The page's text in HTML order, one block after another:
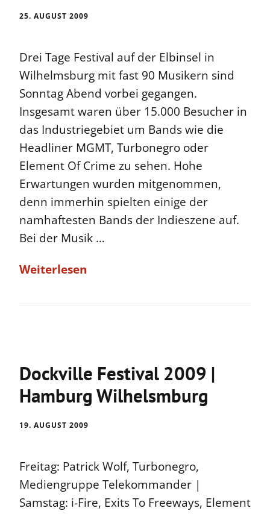
25. AUGUST 2009
Drei Tage Festival auf der Elbinsel in
Wilhelmsburg mit fast 90 Musikern sind
Sonntag Abend vorbei gegangen.
Insgesamt waren über 15.000 Besucher in
das Industriegebiet um Bands wie die
Headliner MGMT, Turbonegro oder
Element Of Crime zu sehen. Hohe
Erwartungen wurden mitgenommen,
denn immerhin spielten einige der
namhaftesten Bands der Indieszene auf.
Bei der Musik …
Weiterlesen
Dockville Festival 2009 |
Hamburg Wilhelsmburg
19. AUGUST 2009
Freitag: Patrick Wolf, Turbonegro,
Mediengruppe Telekommander |
Samstag: i-Fire, Exits To Freeways, Element